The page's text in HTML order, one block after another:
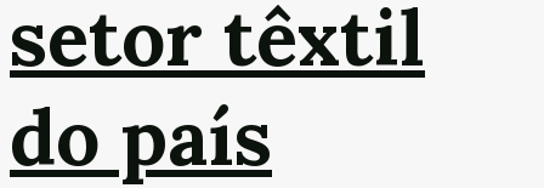
setor têxtil
do país